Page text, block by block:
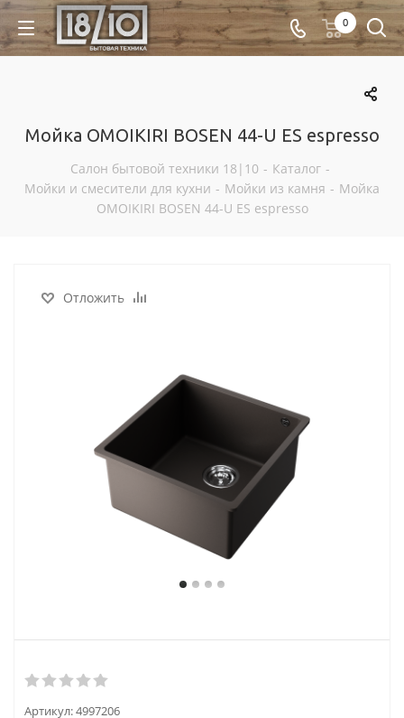
0
Мойка OMOIKIRI BOSEN 44-U ES espresso
Салон бытовой техники 18|10 - Каталог -
Мойки и смесители для кухни - Мойки из камня - Мойка
OMOIKIRI BOSEN 44-U ES espresso
Отложить
Артикул:4997206